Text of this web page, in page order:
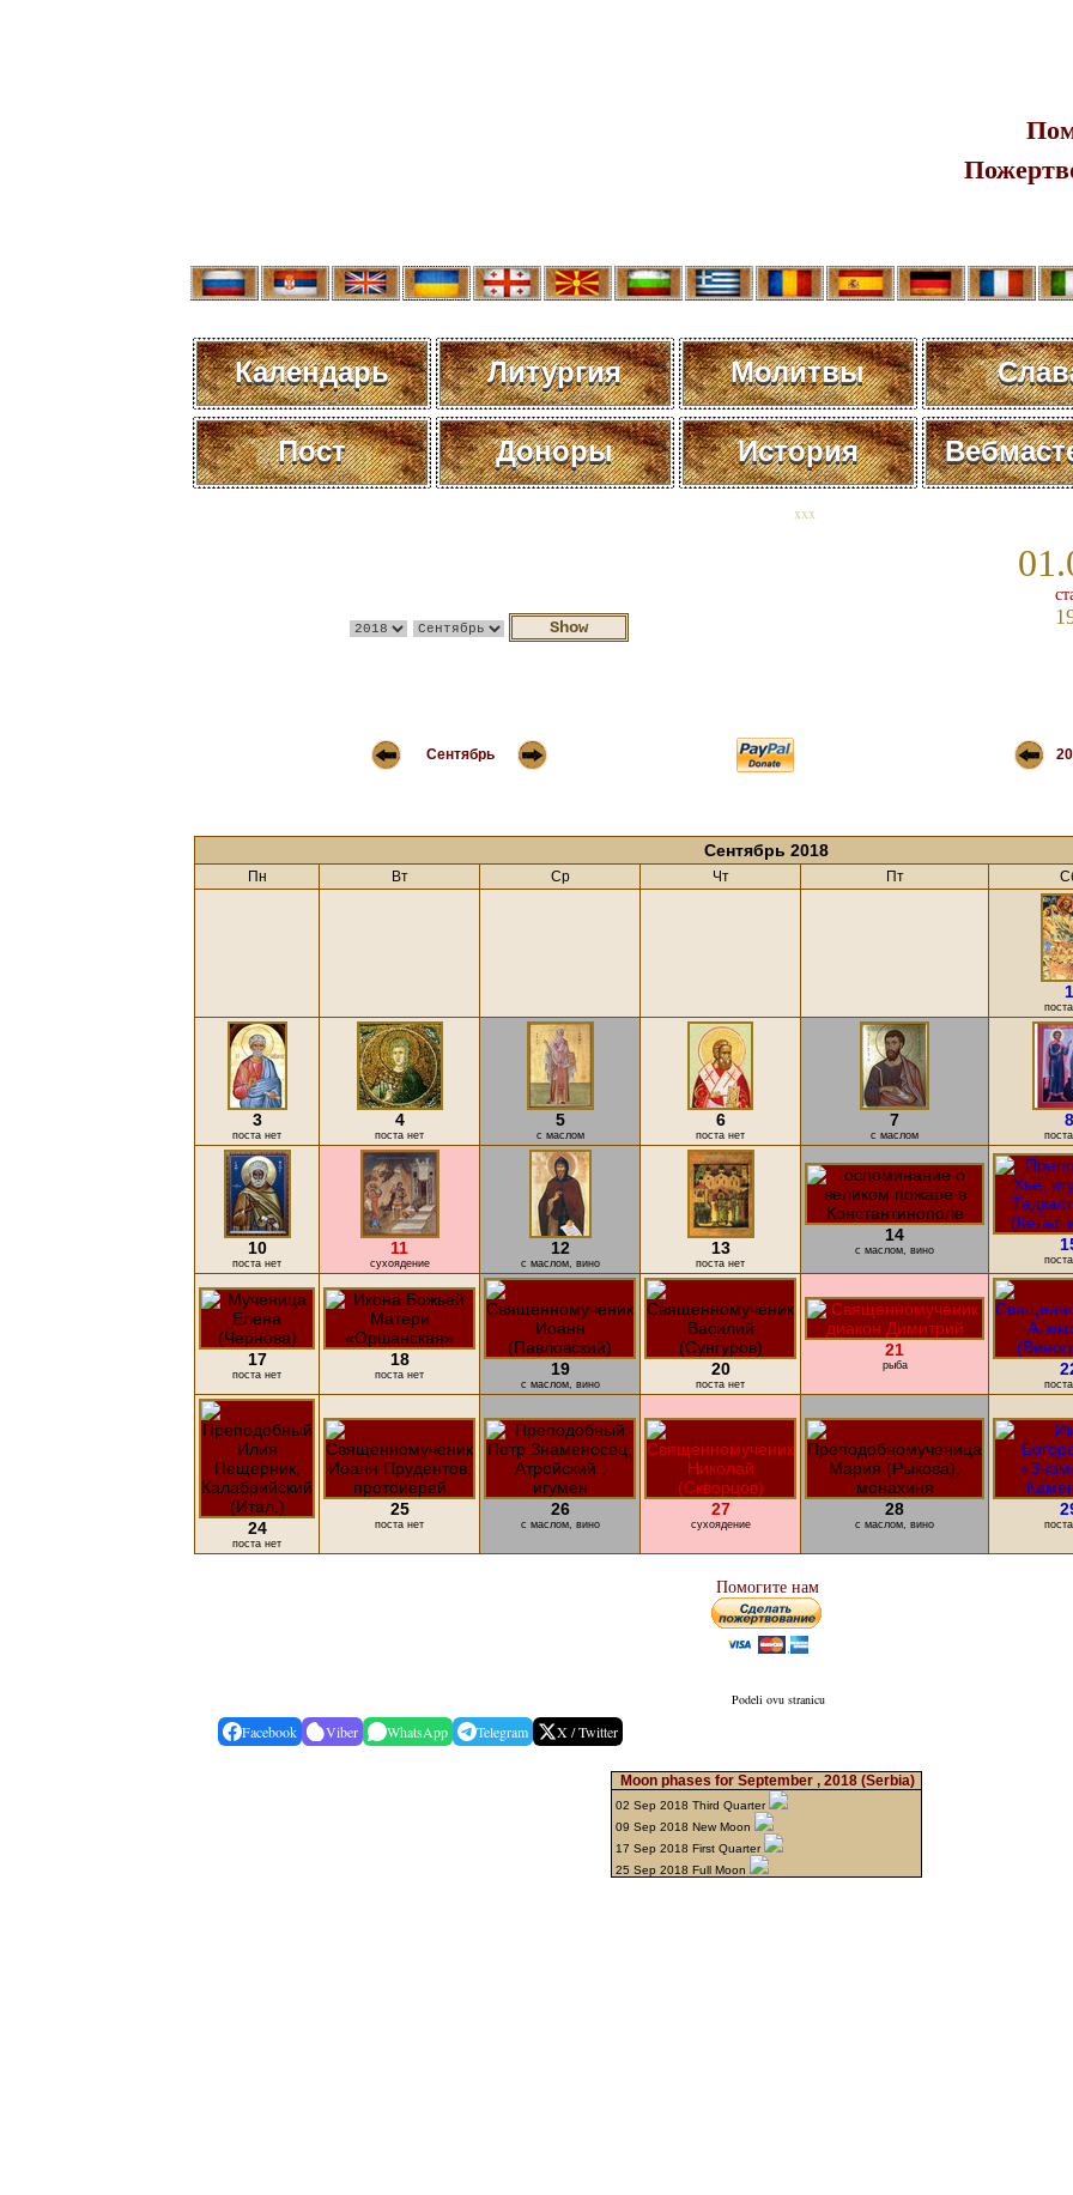
Календарь Литургия Молитвы
Пост Доноры История
xxx
Сентябрь
Сентябрь 2018
Пн Вт Ср Чт Пт
1
3
поста нет
4
поста нет
5
с маслом
6
поста нет
7
с маслом
8
10
поста нет
11
cухоядение
12
с маслом, вино
13
поста нет
14
с маслом, вино
17
поста нет
18
поста нет 19
с маслом, вино
20
поста нет
21
рыба
24
поста нет
25
поста нет
26
с маслом, вино
27
cухоядение
28
с маслом, вино
Помогите нам
Podeli ovu stranicu
Facebook Viber WhatsApp Telegram X / Twitter
Moon phases for September , 2018 (Serbia)
02 Sep 2018 Third Quarter
09 Sep 2018 New Moon
17 Sep 2018 First Quarter
25 Sep 2018 Full Moon